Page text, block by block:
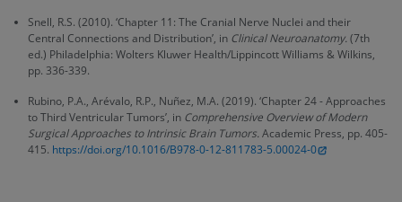
Snell, R.S. (2010). ‘Chapter 11: The Cranial Nerve Nuclei and their
Central Connections and Distribution’, in Clinical Neuroanatomy.(7th
ed.) Philadelphia: Wolters Kluwer Health/Lippincott Williams & Wilkins,
pp. 336-339.
Rubino, P.A., Arévalo, R.P., Nuñez, M.A. (2019). ‘Chapter 24 - Approaches
to Third Ventricular Tumors’, in Comprehensive Overview of Modern
Surgical Approaches to Intrinsic Brain Tumors.Academic Press, pp. 405-
415. https://doi.org/10.1016/B978-0-12-811783-5.00024-0